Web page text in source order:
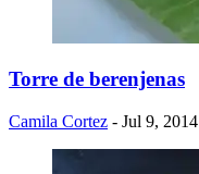
Torre de berenjenas
Camila Cortez - Jul 9, 2014